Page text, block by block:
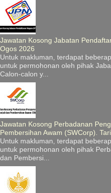
Jawatan Kosong Jabatan
Ogos 2026
Untuk makluman, terdapat
untuk permohonan oleh pihak
Calon-calon y...
Jawatan Kosong Perbadanan
Pembersihan Awam (SWCorp).
Untuk makluman, terdapat
untuk permohonan oleh pihak
dan Pembersi...